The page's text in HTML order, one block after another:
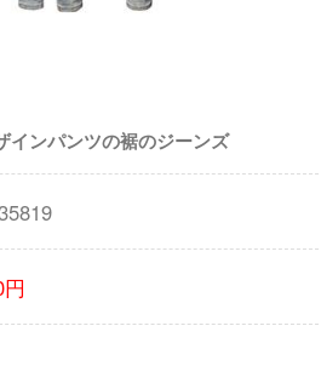
インパンツの裾のジーンズ